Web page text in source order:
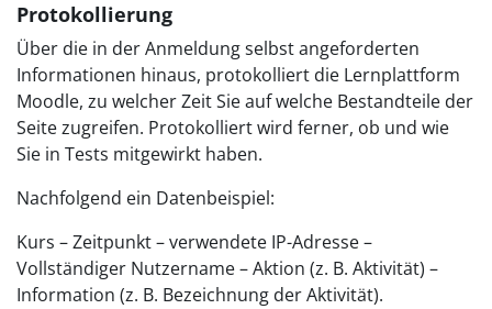
Protokollierung
Über die in der Anmeldung selbst angeforderten
Informationen hinaus, protokolliert die Lernplattform
Moodle, zu welcher Zeit Sie auf welche Bestandteile der
Seite zugreifen. Protokolliert wird ferner, ob und wie
Sie in Tests mitgewirkt haben.
Nachfolgend ein Datenbeispiel:
Kurs – Zeitpunkt – verwendete IP-Adresse –
Vollständiger Nutzername – Aktion (z. B. Aktivität) –
Information (z. B. Bezeichnung der Aktivität).